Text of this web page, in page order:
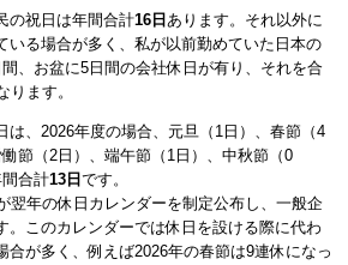
の祝日は年間合計16日 あります。それ以外に
いる場合が多く、私が以前勤めていた日本の
、お盆に5日間の会社休日が有り、それを合
ります。
は、2026年度の場合、元旦（1日）、春節（4
節（2日）、端午節（1日）、中秋節（0
合計13日 です。
翌年の休日カレンダーを制定公布し、一般企
。このカレンダーでは休日を設ける際に代わ
合が多く、例えば2026年の春節は9連休になっ